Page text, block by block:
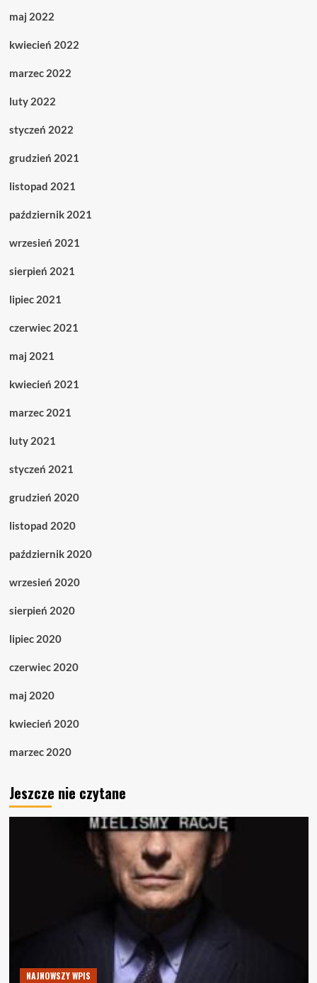
maj 2022
kwiecień 2022
marzec 2022
luty 2022
styczeń 2022
grudzień 2021
listopad 2021
październik 2021
wrzesień 2021
sierpień 2021
lipiec 2021
czerwiec 2021
maj 2021
kwiecień 2021
marzec 2021
luty 2021
styczeń 2021
grudzień 2020
listopad 2020
październik 2020
wrzesień 2020
sierpień 2020
lipiec 2020
czerwiec 2020
maj 2020
kwiecień 2020
marzec 2020
Jeszcze nie czytane
NAJNOWSZY WPIS